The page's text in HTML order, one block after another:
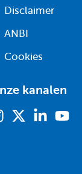
Disclaimer
ANBI
Cookies
kanalen
Instagram Linkedin